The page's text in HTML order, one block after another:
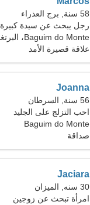
58 سنة, برج العذراء
رجل يبحث عن سيدة كبيرة
Baguim do Monte، البرتغال
علاقة قصيرة الأمد
Joanna
56 سنة, السرطان
احب التزلج على الجليد
والافلام
Baguim do Monte
صداقة
Jaciara
30 سنه, الميزان
امرأة تبحث عن زوجين